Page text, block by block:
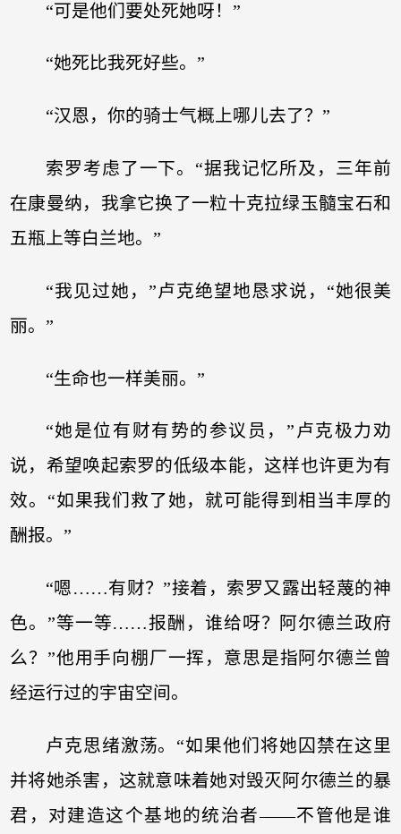
“可是他们要处死她呀！”
“她死比我死好些。”
“汉恩，你的骑士气概上哪儿去了？”
索罗考虑了一下。“据我记忆所及，三年前
在康曼纳，我拿它换了一粒十克拉绿玉髓宝石和
五瓶上等白兰地。”
“我见过她，”卢克绝望地恳求说，“她很美
丽。”
“生命也一样美丽。”
“她是位有财有势的参议员，”卢克极力劝
说，希望唤起索罗的低级本能，这样也许更为有
效。“如果我们救了她，就可能得到相当丰厚的
酬报。”
“嗯……有财？”接着，索罗又露出轻蔑的神
色。”等一等……报酬，谁给呀？阿尔德兰政府
么？”他用手向棚厂一挥，意思是指阿尔德兰曾
经运行过的宇宙空间。
卢克思绪激荡。“如果他们将她囚禁在这里
并将她杀害，这就意味着她对毁灭阿尔德兰的暴
君，对建造这个基地的统治者——不管他是谁